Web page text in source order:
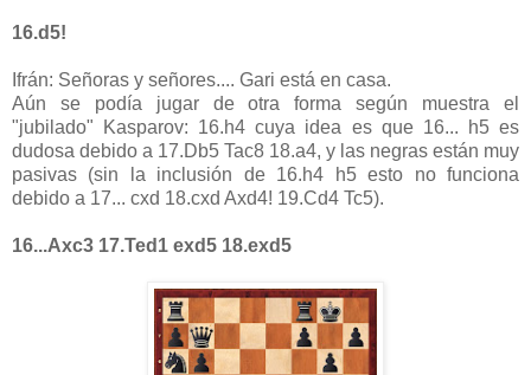
16.d5!
Ifrán: Señoras y señores.... Gari está en casa.
Aún se podía jugar de otra forma según muestra el
"jubilado" Kasparov: 16.h4 cuya idea es que 16... h5 es
dudosa debido a 17.Db5 Tac8 18.a4, y las negras están muy
pasivas (sin la inclusión de 16.h4 h5 esto no funciona
debido a 17... cxd 18.cxd Axd4! 19.Cd4 Tc5).
16...Axc3 17.Ted1 exd5 18.exd5